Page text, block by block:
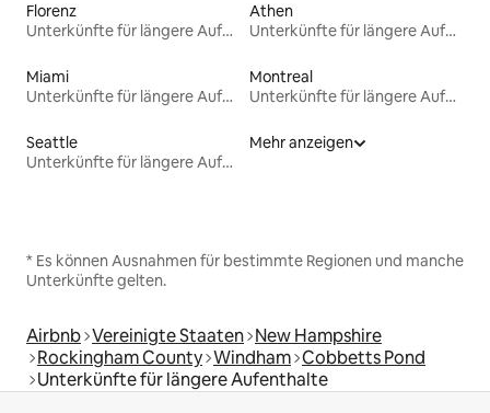
Florenz
Unterkünfte für längere Aufenthalte
Athen
Unterkünfte für längere Aufenthalte
Miami
Unterkünfte für längere Aufenthalte
Montreal
Unterkünfte für längere Aufenthalte
Seattle
Unterkünfte für längere Aufenthalte
Mehr anzeigen
* Es können Ausnahmen für bestimmte Regionen und manche
Unterkünfte gelten.
Airbnb Vereinigte Staaten New Hampshire
Rockingham County Windham Cobbetts Pond
Unterkünfte für längere Aufenthalte